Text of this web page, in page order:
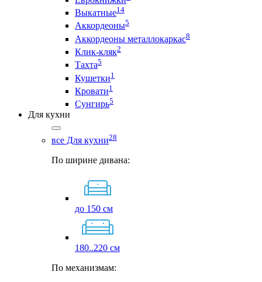
Выкатные14
Аккордеоны5
Аккордеоны металлокаркас8
Клик-кляк2
Тахта5
Кушетки1
Кровати1
Сунгирь5
Для кухни
все Для кухни28
По ширине дивана:
до 150 см
180..220 см
По механизмам: